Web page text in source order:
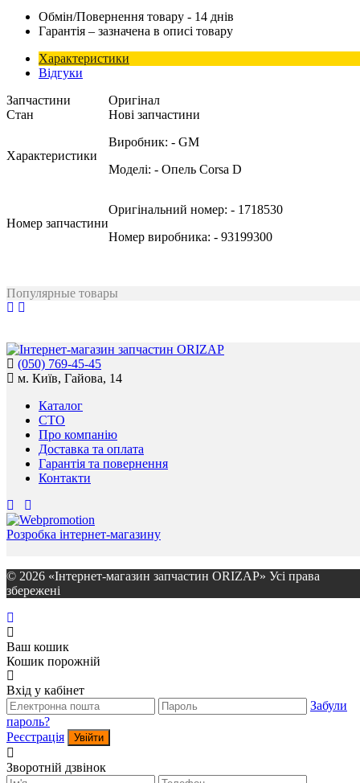
Обмін/Повернення товару - 14 днів
Гарантія – зазначена в описі товару
Характеристики
Відгуки
Запчастини
Оригінал
Стан
Нові запчастини
Характеристики
Виробник: - GM
Моделі: - Опель Corsa D
Номер запчастини
Оригінальний номер: - 1718530
Номер виробника: - 93199300
Популярные товары
(050) 769-45-45
м. Київ, Гайова, 14
Каталог
СТО
Про компанію
Доставка та оплата
Гарантія та повернення
Контакти
Розробка інтернет-магазину
© 2026 «Інтернет-магазин запчастин ORIZAP» Усі права
збережені
Ваш кошик
Кошик порожній
Вхід у кабінет
Забули
пароль?
Реєстрація
Увійти
Зворотній дзвінок